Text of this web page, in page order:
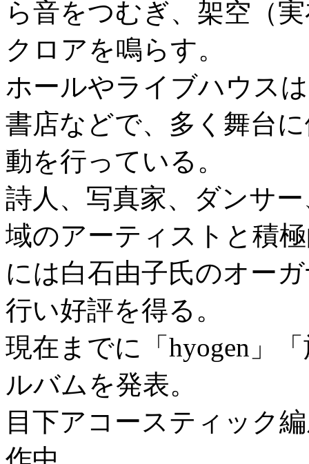
ら音をつむぎ、架空（
クロアを鳴らす。
ホールやライブハウス
書店などで、多く舞台
動を行っている。
詩人、写真家、ダンサ
域のアーティストと積
には白石由子氏のオー
行い好評を得る。
現在までに「hyogen」
ルバムを発表。
目下アコースティック